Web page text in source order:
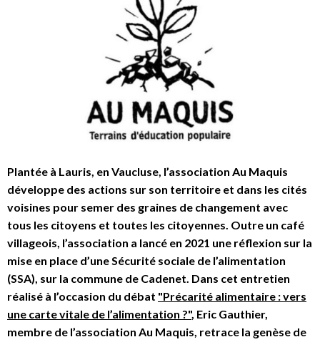
Plantée à Lauris, en Vaucluse, l’association Au Maquis
développe des actions sur son territoire et dans les cités
voisines pour semer des graines de changement avec
tous les citoyens et toutes les citoyennes. Outre un café
villageois, l’association a lancé en 2021 une réflexion sur la
mise en place d’une Sécurité sociale de l’alimentation
(SSA), sur la commune de Cadenet. Dans cet entretien
réalisé à l’occasion du débat "Précarité alimentaire : vers
une carte vitale de l’alimentation ?", Eric Gauthier,
membre de l’association Au Maquis, retrace la genèse de